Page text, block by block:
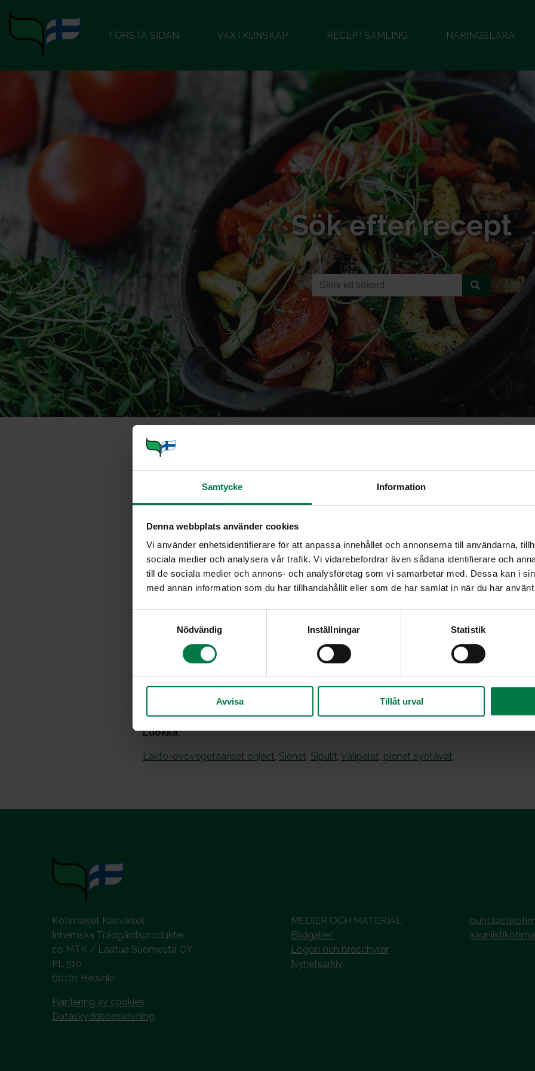
Samtycke Information
Denna webbplats använder cookies
Vi använder enhetsidentifierare för att anpassa innehållet och annonserna till användarna,
sociala medier och analysera vår trafik. Vi vidarebefordrar även sådana identifierare och
till de sociala medier och annons- och analysföretag som vi samarbetar med. Dessa kan i
med annan information som du har tillhandahållit eller som de har samlat in när du har
s
Nödvändig Inställningar Statistik
Avvisa Tillåt urval
FÖRSTA SIDAN VÄXTKUNSKAP RECEPTSAMLING NÄRINGSLÄRA
Sök efter recept
Kasvismunakas
2munaa
0.5 dl kivennäisvettä
sipuli
1valkosipulinkynsi
g siitakesieniä
pippuria
Leikkaa sipulit ja peruna pieniksi kuutioiksi, revi
kevyesti pannulla. Mausta seos.
Sekoita kananmuna ja kivennäisvesi ja kaada
Kypsennä miedolla lämmöllä kypsäksi.
Luokka:
Lakto-ovovegetaariset ohjeet, Sienet, Sipulit, Välipalat, pienet syötävät
Kotimaiset Kasvikset
Inhemska Trädgårdsprodukter
co MTK / Laatua Suomesta OY
PL 510
00101 Helsinki
Hantering av cookies
Dataskyddsbeskrivning
MEDIER OCH MATERIAL
Bildgalleri
Logon och broschyrer
Nyhetsarkiv